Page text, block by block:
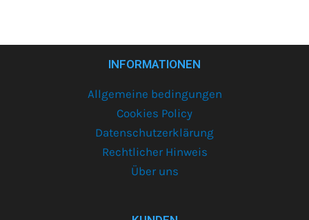
INFORMATIONEN
Allgemeine bedingungen
Cookies Policy
Datenschutzerklärung
Rechtlicher Hinweis
Über uns